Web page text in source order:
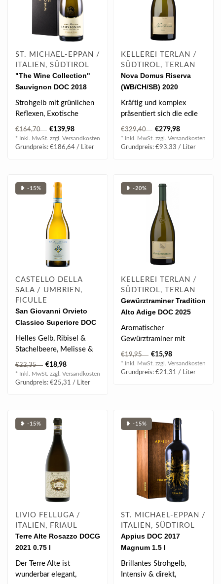
ST. MICHAEL-EPPAN /
ITALIEN, SÜDTIROL
"The Wine Collection"
Sauvignon DOC 2018
0.75 l
Strohgelb mit grünlichen
Reflexen, Exotische
Frucht, Stachelbeere,
Banane, Holu..
€164,70 €139,98
* Inkl. MwSt. zzgl. Versandkosten
Grundpreis: €186,64 / Liter
KELLEREI TERLAN /
SÜDTIROL, TERLAN
Nova Domus Riserva
(WB/CH/SB) 2020
Doppelmagnum 3.00 l
Kräftig und komplex
präsentiert sich die edle
Cuvèe aus
Weißburgunder, Char..
€329,40 €279,98
* Inkl. MwSt. zzgl. Versandkosten
Grundpreis: €93,33 / Liter
❥ -15%
CASTELLO DELLA
SALA / UMBRIEN,
FICULLE
San Giovanni Orvieto
Classico Superiore DOC
2024 0.75 l
Helles Gelb, Ribisel &
Stachelbeere, Melisse &
Grapefruit, Zitronengras &
Honign..
€22,35 €18,98
* Inkl. MwSt. zzgl. Versandkosten
Grundpreis: €25,31 / Liter
❥ -20%
KELLEREI TERLAN /
SÜDTIROL, TERLAN
Gewürztraminer Tradition
Alto Adige DOC 2025
0.75 l
Aromatischer
Gewürztraminer mit
Litschi, Mango und
Rosenblättern, würzigen
Nu..
€19,95 €15,98
* Inkl. MwSt. zzgl. Versandkosten
Grundpreis: €21,31 / Liter
❥ -15%
LIVIO FELLUGA /
ITALIEN, FRIAUL
Terre Alte Rosazzo DOCG
2021 0.75 l
Der Terre Alte ist
wunderbar elegant,
❥ -15%
ST. MICHAEL-EPPAN /
ITALIEN, SÜDTIROL
Appius DOC 2017
Magnum 1.5 l
Brillantes Strohgelb,
Intensiv & direkt,